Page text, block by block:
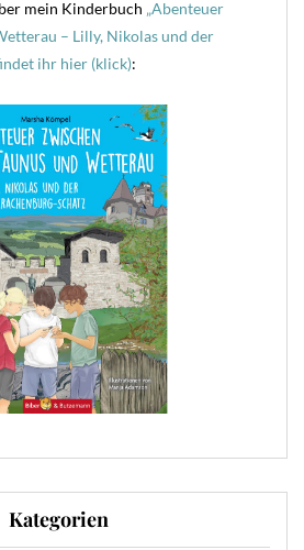
mein Kinderbuch „Abenteuer
– Lilly, Nikolas und der
ihr hier (klick):
Kategorien